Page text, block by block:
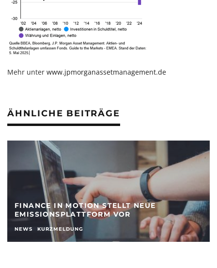
Mehr unter www.jpmorganassetmanagement.de
ÄHNLICHE BEITRÄGE
FINANCE IN MOTION STELLT NEUE
EMISSIONSPLATTFORM VOR
NEWS KURZMELDUNG